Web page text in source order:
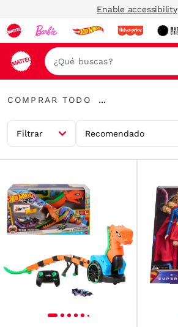
Enable accessibility
Comprar
COMPRAR TODO
...
enlaces
Filtrar Recomendado